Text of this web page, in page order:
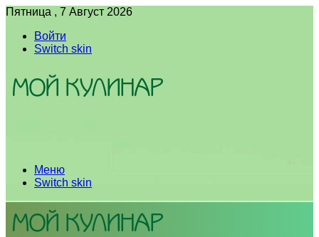
Пятница , 7 Август 2026
Войти
Switch skin
Меню
Switch skin